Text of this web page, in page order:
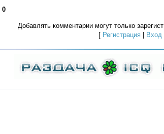
0
Добавлять комментарии могут только
[ Регистрация | Вход